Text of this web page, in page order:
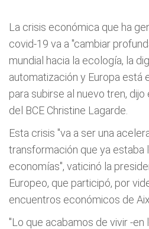
La crisis económica que ha
covid-19 va a "cambiar
mundial hacia la ecología, la
automatización y Europa está
para subirse al nuevo tren,
del BCE Christine Lagarde.
Esta crisis "va a ser una
transformación que ya estaba
economías", vaticinó la
Europeo, que participó, por
encuentros económicos de
"Lo que acabamos de vivir -en